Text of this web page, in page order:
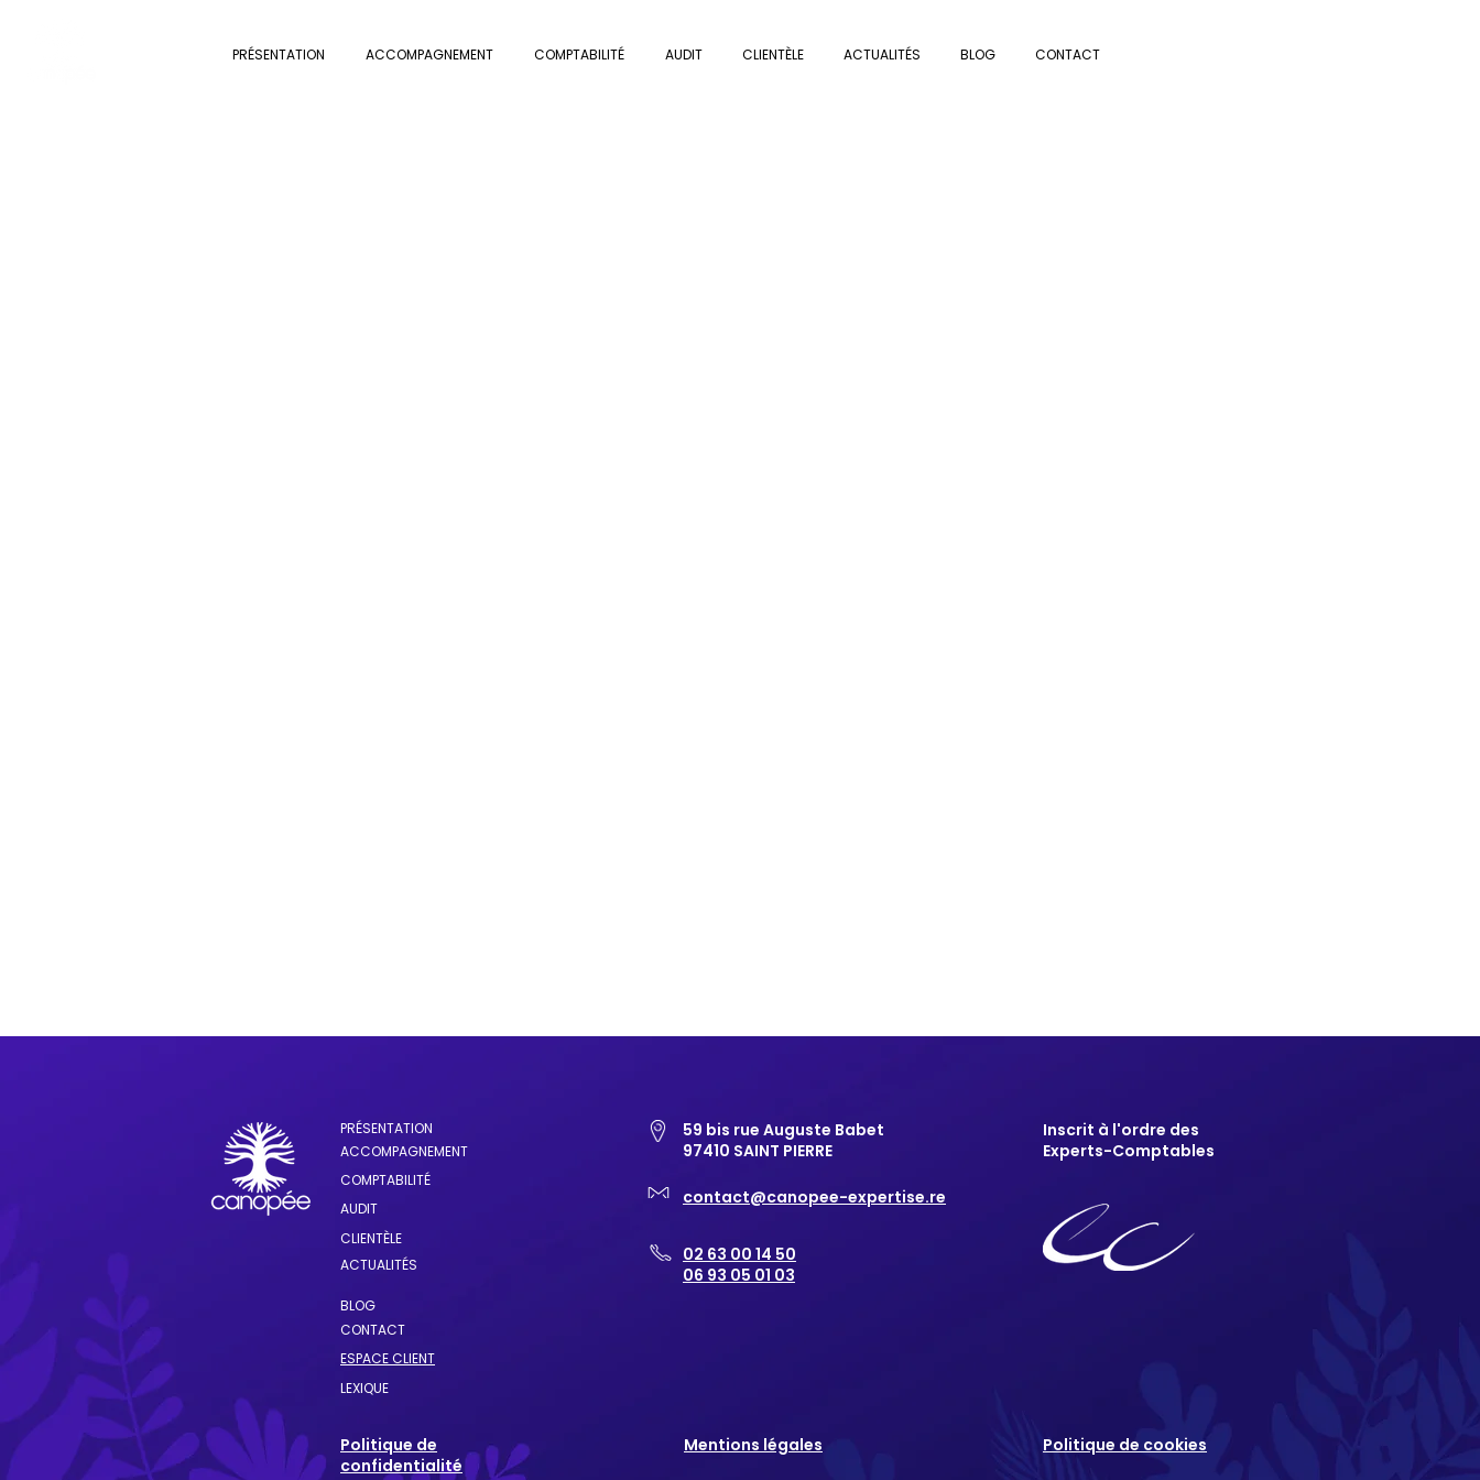
PRÉSENTATION ACCOMPAGNEMENT COMPTABILITÉ AUDIT CLIENTÈLE ACTUALITÉS BLOG CONTACT
PRÉSENTATION
ACCOMPAGNEMENT
COMPTABILITÉ
AUDIT
CLIENTÈLE
ACTUALITÉS
59 bis rue Auguste Babet
97410 SAINT PIERRE
contact@canopee-expertise.re
02 63 00 14 50
06 93 05 01 03
Inscrit à l'ordre des
Experts-Comptables
BLOG
CONTACT
ESPACE CLIENT
LEXIQUE
Politique de
confidentialité
Mentions légales Politique de cookies